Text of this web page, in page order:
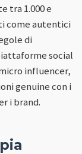
tra 1.000 e
come autentici
di
social
influencer,
genuine con i
i brand.